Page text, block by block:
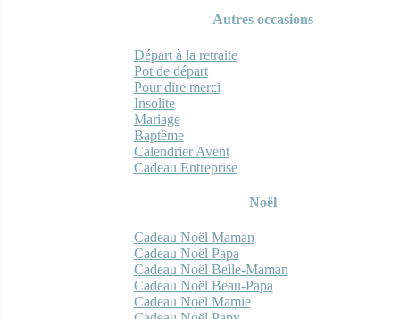
Autres occasions
Départ à la retraite
Pot de départ
Pour dire merci
Insolite
Mariage
Baptême
Calendrier Avent
Cadeau Entreprise
Noël
Cadeau Noël Maman
Cadeau Noël Papa
Cadeau Noël Belle-Maman
Cadeau Noël Beau-Papa
Cadeau Noël Mamie